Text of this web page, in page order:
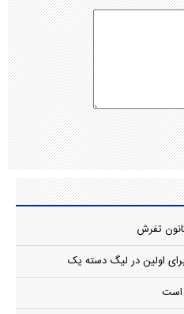
تفرش
اولین در لیگ دسته یک
است